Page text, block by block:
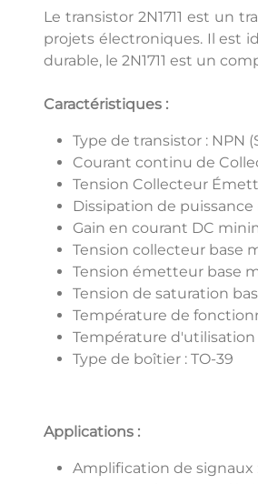
Le transistor 2N1711 est un
projets électroniques. Il est
durable, le 2N1711 est un
Caractéristiques :
Type de transistor : NPN
Courant continu de
Tension Collecteur
Dissipation de
Gain en courant DC
Tension collecteur base
Tension émetteur base
Tension de saturation
Température de
Température d'utilisation
Type de boîtier : TO-39
Applications :
Amplification de signaux